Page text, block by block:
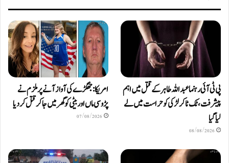
پی ٹی آئی رہنما عبداللہ طاہر کے قتل میں اہم
پیشرفت، ٹک ٹاکر لڑکی کو حراست میں لے
لیا گیا
08/08/2026
امریکا: جھگڑے کی آواز آنے پر ملزم نے
پڑوسی ماں اور بیٹی کو گھر میں جا کر قتل کر دیا
07/08/2026